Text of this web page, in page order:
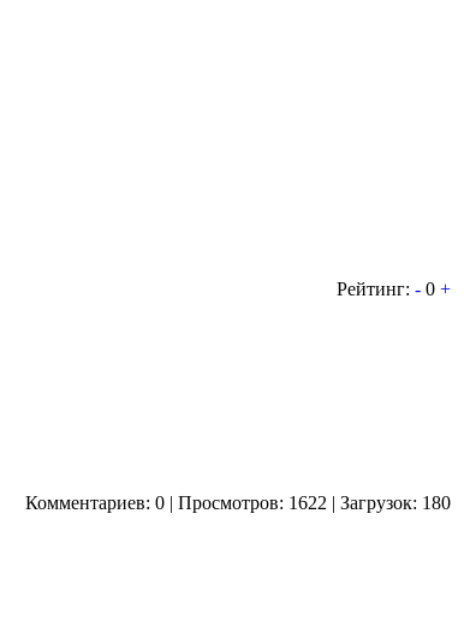
Рейтинг: - 0 +
Комментариев: 0 | Просмотров: 1622 | Загрузок: 180